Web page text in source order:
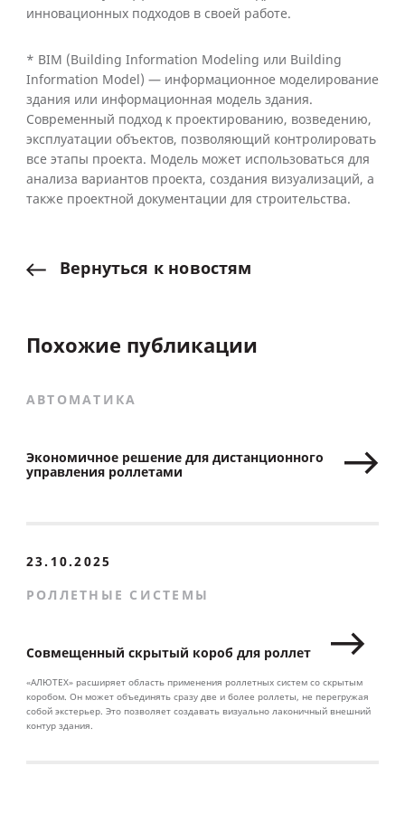
инновационных подходов в своей работе.
* BIM (Building Information Modeling или Building
Information Model) — информационное моделирование
здания или информационная модель здания.
Современный подход к проектированию, возведению,
эксплуатации объектов, позволяющий контролировать
все этапы проекта. Модель может использоваться для
анализа вариантов проекта, создания визуализаций, а
также проектной документации для строительства.
Вернуться к новостям
Похожие публикации
АВТОМАТИКА
Экономичное решение для дистанционного
управления роллетами
23.10.2025
РОЛЛЕТНЫЕ СИСТЕМЫ
Совмещенный скрытый короб для роллет
«АЛЮТЕХ» расширяет область применения роллетных систем со скрытым
коробом. Он может объединять сразу две и более роллеты, не перегружая
собой экстерьер. Это позволяет создавать визуально лаконичный внешний
контур здания.